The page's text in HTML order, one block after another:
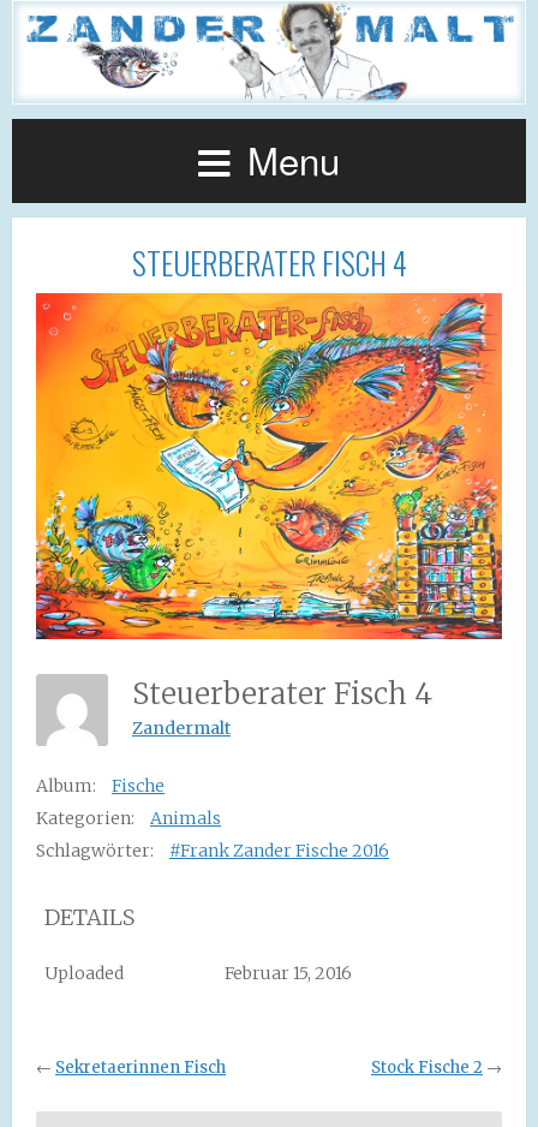
Menu
STEUERBERATER FISCH 4
Steuerberater Fisch 4
Zandermalt
Album:
Fische
Kategorien:
Animals
Schlagwörter:
#Frank Zander Fische 2016
DETAILS
Uploaded Februar 15, 2016
← Sekretaerinnen Fisch Stock Fische 2 →